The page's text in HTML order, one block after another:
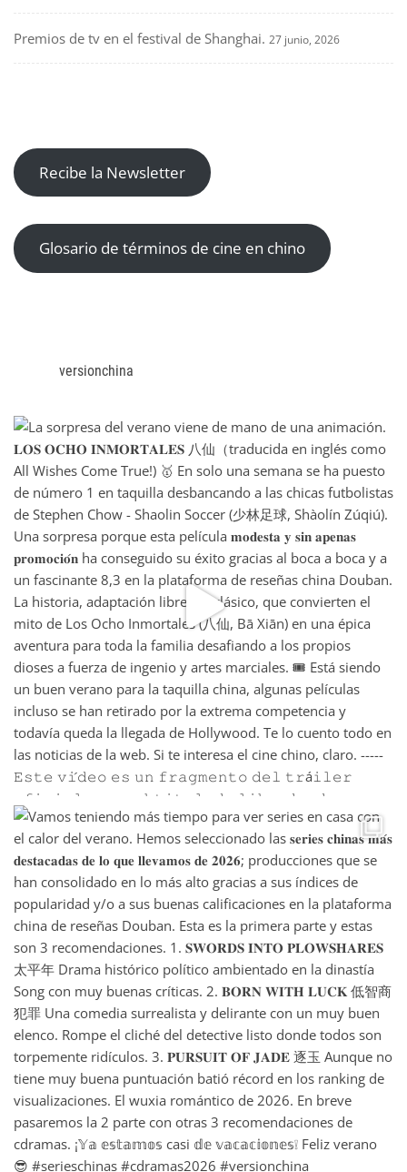
Premios de tv en el festival de Shanghai. 27 junio, 2026
Recibe la Newsletter
Glosario de términos de cine en chino
versionchina